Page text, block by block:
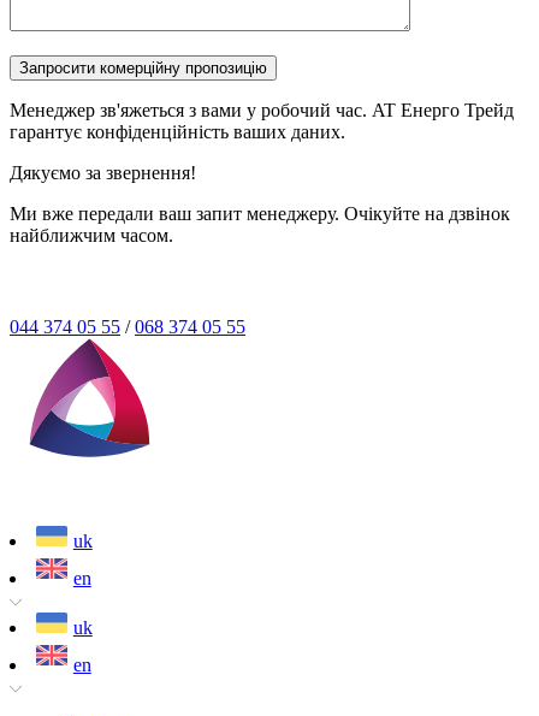
Запросити комерційну пропозицію
Менеджер зв'яжеться з вами у робочий час. AT Енерго Трейд
гарантує конфіденційність ваших даних.
Дякуємо за звернення!
Ми вже передали ваш запит менеджеру. Очікуйте на дзвінок
найближчим часом.
044 374 05 55 / 068 374 05 55
uk
en
uk
en